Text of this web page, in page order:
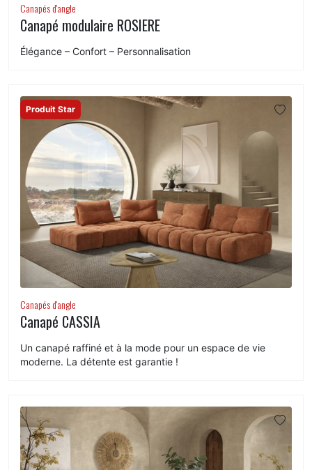
Canapés d'angle
Canapé modulaire ROSIERE
Élégance – Confort – Personnalisation
Produit Star
Canapés d'angle
Canapé CASSIA
Un canapé raffiné et à la mode pour un espace de vie
moderne. La détente est garantie !